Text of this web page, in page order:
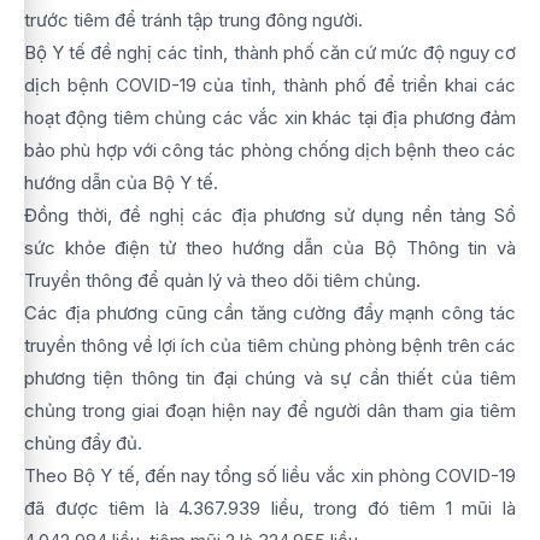
trước tiêm để tránh tập trung đông người.
Bộ Y tế đề nghị các tỉnh, thành phố căn cứ mức độ nguy cơ
dịch bệnh COVID-19 của tỉnh, thành phố để triển khai các
hoạt động tiêm chủng các vắc xin khác tại địa phương đảm
bảo phù hợp với công tác phòng chống dịch bệnh theo các
hướng dẫn của Bộ Y tế.
Đồng thời, đề nghị các địa phương sử dụng nền tảng Sổ
sức khỏe điện tử theo hướng dẫn của Bộ Thông tin và
Truyền thông để quản lý và theo dõi tiêm chủng.
Các địa phương cũng cần tăng cường đẩy mạnh công tác
truyền thông về lợi ích của tiêm chủng phòng bệnh trên các
phương tiện thông tin đại chúng và sự cần thiết của tiêm
chủng trong giai đoạn hiện nay để người dân tham gia tiêm
chủng đẩy đủ.
Theo Bộ Y tế, đến nay tổng số liều vắc xin phòng COVID-19
đã được tiêm là 4.367.939 liều, trong đó tiêm 1 mũi là